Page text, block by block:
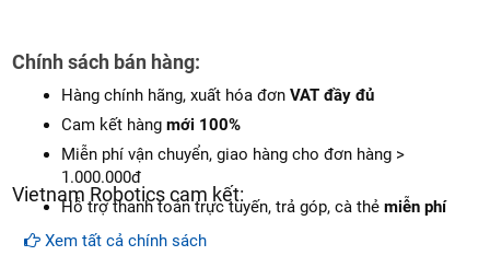
Chính sách bán hàng:
Vietnam Robotics cam kết:
Hàng chính hãng, xuất hóa đơnVAT đầy đủ
Cam kết hàngmới 100%
Miễn phí vận chuyển, giao hàng cho đơn hàng >
1.000.000đ
Hỗ trợ thanh toán trực tuyến, trả góp, cà thẻmiễn phí
Xem tất cả chính sách